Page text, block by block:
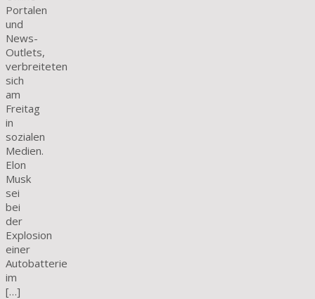
Portalen
und
News-
Outlets,
verbreiteten
sich
am
Freitag
in
sozialen
Medien.
Elon
Musk
sei
bei
der
Explosion
einer
Autobatterie
im
[…]